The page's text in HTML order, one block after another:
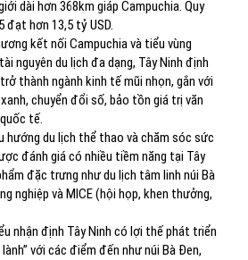
dài hơn 368km giáp Campuchia. Quy
đạt hơn 13,5 tỷ USD.
kết nối Campuchia và tiểu vùng
nguyên du lịch đa dạng, Tây Ninh định
thành ngành kinh tế mũi nhọn, gắn với
chuyển đổi số, bảo tồn giá trị văn
tế.
hướng du lịch thể thao và chăm sóc sức
đánh giá có nhiều tiềm năng tại Tây
đặc trưng như du lịch tâm linh núi Bà
nghiệp và MICE (hội họp, khen thưởng,
nhận định Tây Ninh có lợi thế phát triển
với các điểm đến như núi Bà Đen,